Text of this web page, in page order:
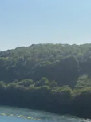
z značko